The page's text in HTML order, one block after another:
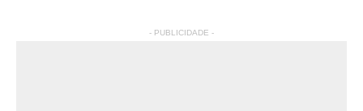
- PUBLICIDADE -